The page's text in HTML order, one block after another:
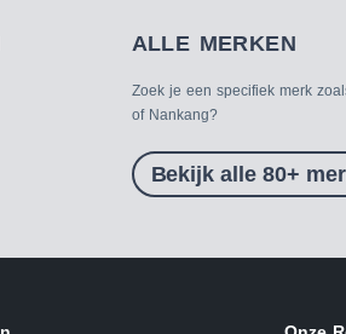
ALLE MERKEN
Zoek je een specifiek merk
of Nankang?
Bekijk alle 80+